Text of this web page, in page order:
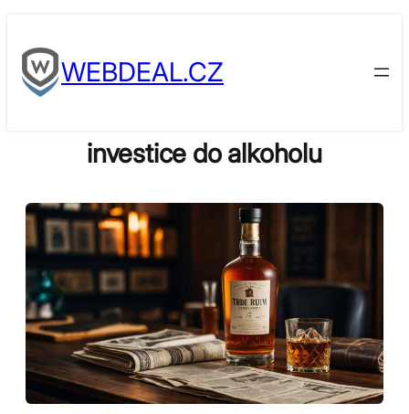
to
contentWEBDEAL.CZ
investice do alkoholu